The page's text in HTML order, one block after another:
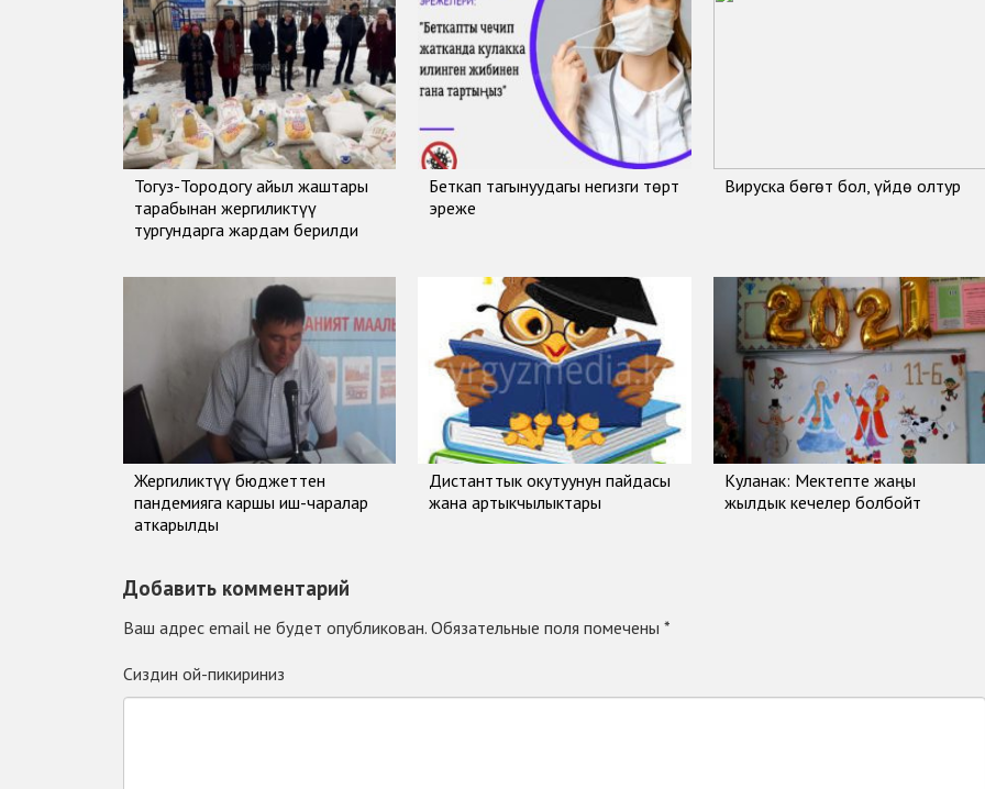
Тогуз-Тородогу айыл жаштары
тарабынан жергиликтүү
тургундарга жардам берилди
Беткап тагынуудагы негизги төрт
эреже
Вируска бөгөт бол, үйдө олтур
Жергиликтүү бюджеттен
пандемияга каршы иш-чаралар
аткарылды
Дистанттык окутуунун пайдасы
жана артыкчылыктары
Куланак: Мектепте жаңы
жылдык кечелер болбойт
Добавить комментарий
Ваш адрес email не будет опубликован. Обязательные поля помечены *
Сиздин ой-пикириниз